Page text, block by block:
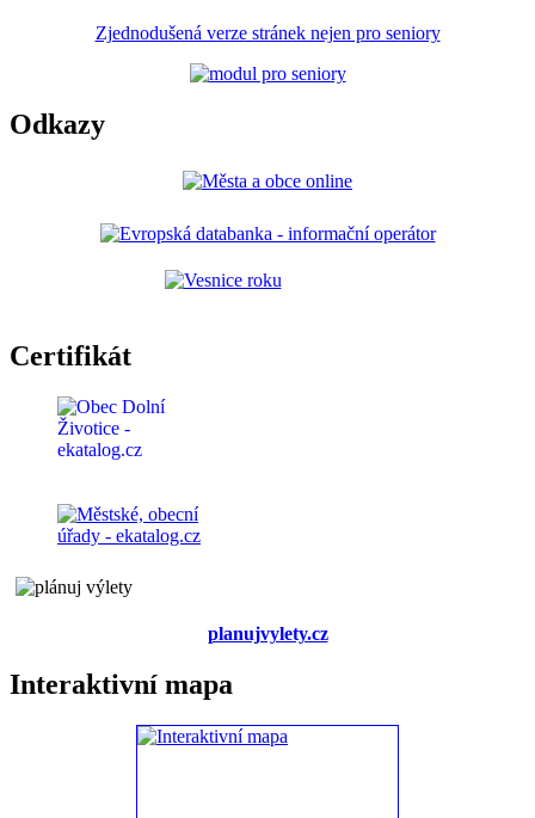
Zjednodušená verze stránek nejen pro seniory
Odkazy
Certifikát
planujvylety.cz
Interaktivní mapa